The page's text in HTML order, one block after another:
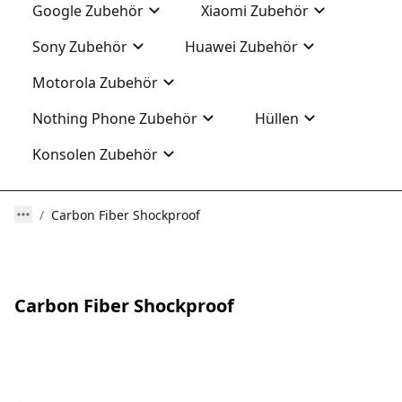
Google Zubehör
Xiaomi Zubehör
Sony Zubehör
Huawei Zubehör
Motorola Zubehör
Nothing Phone Zubehör
Hüllen
Konsolen Zubehör
Carbon Fiber Shockproof
Carbon Fiber Shockproof